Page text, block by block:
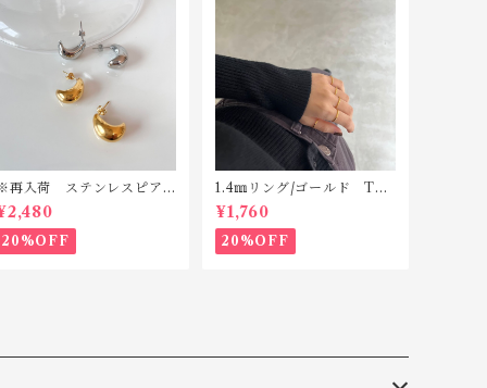
再入荷 ステンレスピア
SP205
20%OFF
1.4㎜リング/ゴールド TSR
003 サージカルステンレ
ス
¥1,760
20%OFF